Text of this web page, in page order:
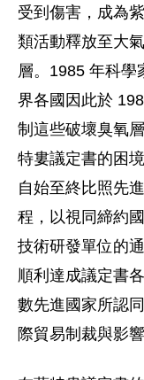
受到傷害，成為
類活動釋放至大
層。1985 年科學
界各國因此於
制這些破壞臭氧
特婁議定書的困
自始至終比照先
程，以視同締約
技術研發單位的
順利達成議定書
數先進國家所認
際貿易制裁與影響